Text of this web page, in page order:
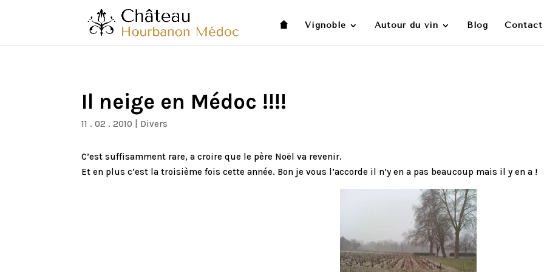
Vignoble Autour du vin Blog Contact
Il neige en Médoc !!!!
11 . 02 . 2010 Divers
C’est suffisamment rare, a croire que le père Noël va revenir.
Et en plus c’est la troisième fois cette année. Bon je vous l’accorde il n’y en a pas beaucoup mais il y en a !